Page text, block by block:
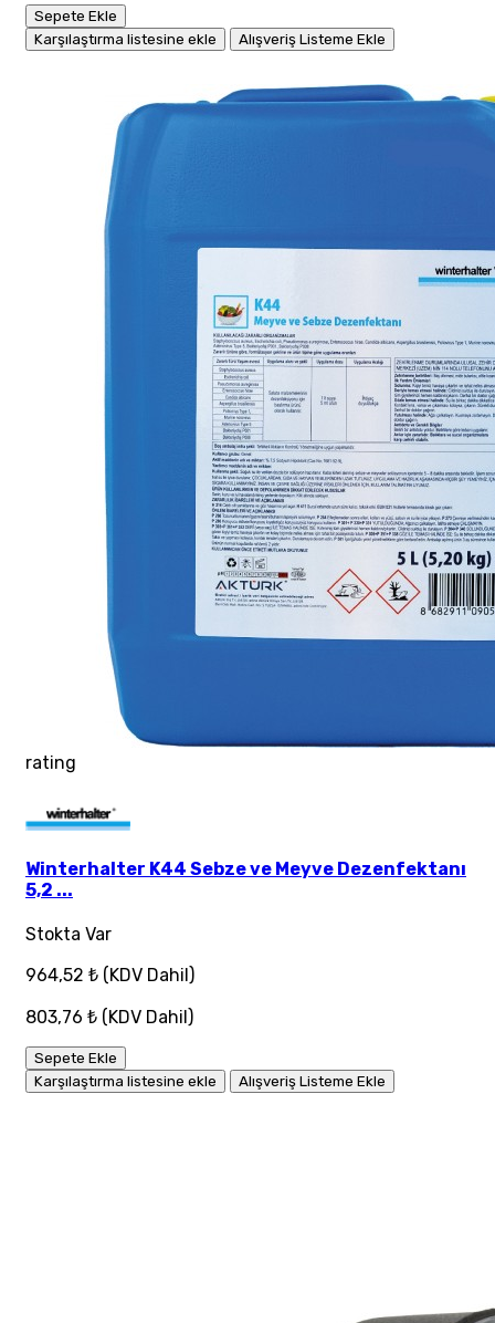
Sepete Ekle
Karşılaştırma listesine ekle
Alışveriş Listeme Ekle
rating
Winterhalter K44 Sebze ve Meyve Dezenfektanı
5,2 ...
Stokta Var
964,52 ₺ (KDV Dahil)
803,76 ₺ (KDV Dahil)
Sepete Ekle
Karşılaştırma listesine ekle
Alışveriş Listeme Ekle